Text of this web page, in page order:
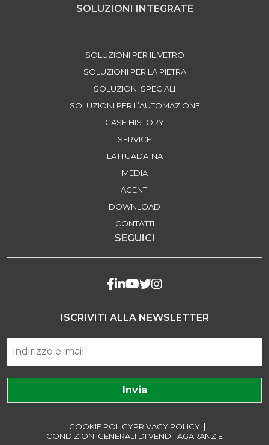
SOLUZIONI INTEGRATE
SOLUZIONI PER IL VETRO
SOLUZIONI PER LA PIETRA
SOLUZIONI SPECIALI
SOLUZIONI PER L’AUTOMAZIONE
CASE HISTORY
SERVICE
LATTUADA-NA
MEDIA
AGENTI
DOWNLOAD
CONTATTI
SEGUICI
ISCRIVITI ALLA NEWSLETTER
COOKIE POLICYPRIVACY POLICY
CONDIZIONI GENERALI DI VENDITAGARANZIE